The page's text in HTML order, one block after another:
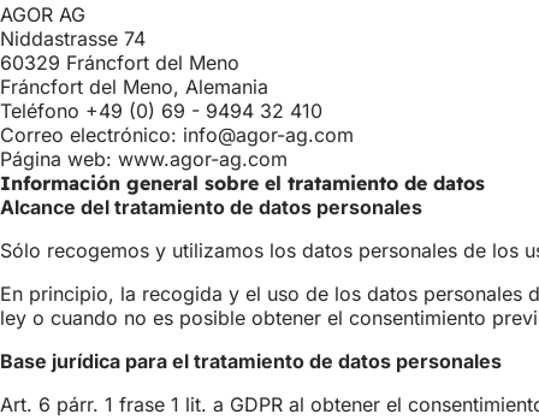
AGOR AG
Niddastrasse 74
60329 Fráncfort del Meno
Fráncfort del Meno, Alemania
Teléfono +49 (0) 69 - 9494 32 410
Correo electrónico: info agor-ag com
Página web: www.agor-ag.com
Información general sobre el tratamiento de datos
Alcance del tratamiento de datos personales
Sólo recogemos y utilizamos los datos personales de los
En principio, la recogida y el uso de los datos personales
ley o cuando no es posible obtener el consentimiento
Base jurídica para el tratamiento de datos personales
Art. 6 párr. 1 frase 1 lit. a GDPR al obtener el